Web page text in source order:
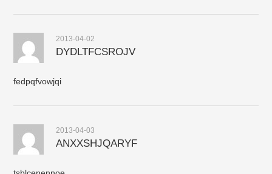
2013-04-02
DYDLTFCSROJV
fedpqfvowjqi
2013-04-03
ANXXSHJQARYF